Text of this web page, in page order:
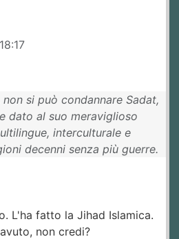
non si può condannare Sadat,
dato al suo meraviglioso
interculturale e
decenni senza più guerre.
L'ha fatto la Jihad Islamica.
non credi?